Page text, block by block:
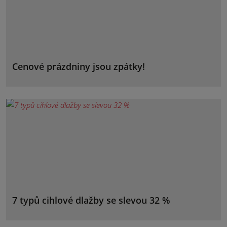
Cenové prázdniny jsou zpátky!
7 typů cihlové dlažby se slevou 32 %